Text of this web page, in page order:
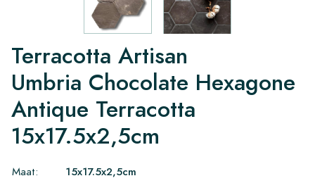
Terracotta Artisan
Umbria Chocolate Hexagone
Antique Terracotta
15x17.5x2,5cm
Maat:
15x17.5x2,5cm